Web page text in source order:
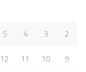
2
3
4
5
9
10
11
12